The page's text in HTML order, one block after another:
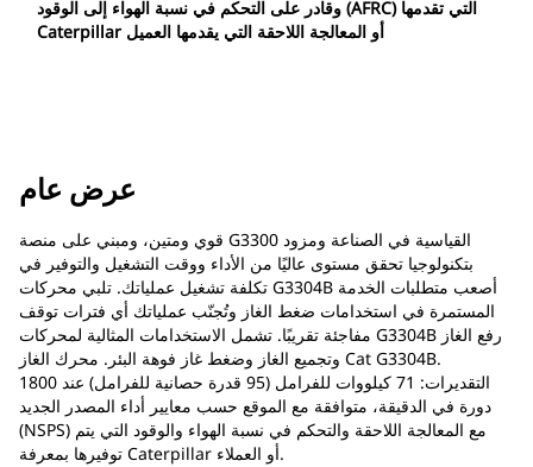
وقادر على التحكم في نسبة الهواء إلى الوقود (AFRC) التي تقدمها
Caterpillar أو المعالجة اللاحقة التي يقدمها العميل
عرض عام
قوي ومتين، ومبني على منصة G3300 القياسية في الصناعة ومزود
بتكنولوجيا تحقق مستوى عاليًا من الأداء ووقت التشغيل والتوفير في
تكلفة تشغيل عملياتك. تلبي محركات G3304B أصعب متطلبات الخدمة
المستمرة في استخدامات ضغط الغاز وتُجنّب عملياتك أي فترات توقف
مفاجئة تقريبًا. تشمل الاستخدامات المثالية لمحركات G3304B رفع الغاز
وتجميع الغاز وضغط غاز فوهة البئر. محرك الغاز Cat G3304B.
التقديرات: 71 كيلووات للفرامل (95 قدرة حصانية للفرامل) عند 1800
دورة في الدقيقة، متوافقة مع الموقع حسب معايير أداء المصدر الجديد
(NSPS) مع المعالجة اللاحقة والتحكم في نسبة الهواء والوقود التي يتم
توفيرها بمعرفة Caterpillar أو العملاء.